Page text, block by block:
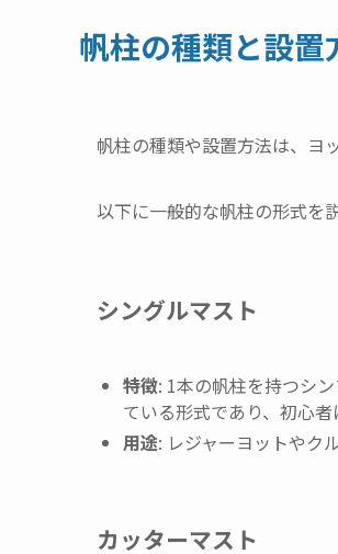
帆柱の種類と設置
帆柱の種類や設置方法は、ヨ
以下に一般的な帆柱の形式を
シングルマスト
特徴: 1本の帆柱を持つシ
ている形式であり、初心者
用途: レジャーヨットやク
カッターマスト